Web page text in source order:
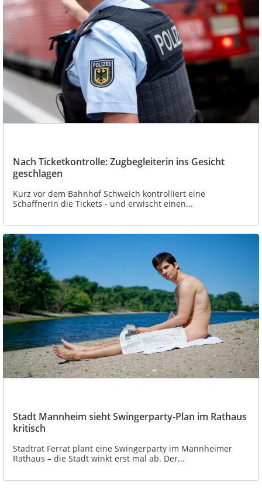
Nach Ticketkontrolle: Zugbegleiterin ins Gesicht
geschlagen
Kurz vor dem Bahnhof Schweich kontrolliert eine
Schaffnerin die Tickets - und erwischt einen...
Stadt Mannheim sieht Swingerparty-Plan im Rathaus
kritisch
Stadtrat Ferrat plant eine Swingerparty im Mannheimer
Rathaus – die Stadt winkt erst mal ab. Der...